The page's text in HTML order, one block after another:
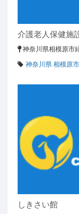
介護老人保健
神奈川県相模原市
神奈川県 相模原
しきさい館